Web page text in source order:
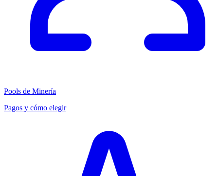
Pools de Minería
Pagos y cómo elegir